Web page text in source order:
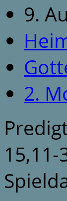
9.
2.
15,11-